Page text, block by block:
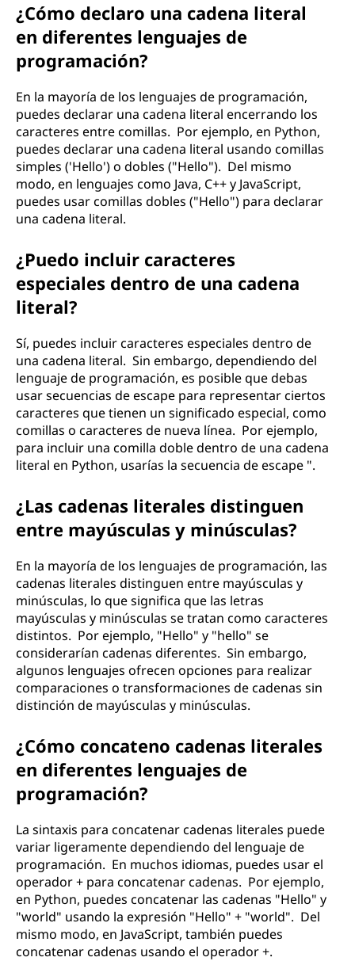
¿Cómo declaro una cadena literal
en diferentes lenguajes de
programación?
En la mayoría de los lenguajes de programación,
puedes declarar una cadena literal encerrando los
caracteres entre comillas. Por ejemplo, en Python,
puedes declarar una cadena literal usando comillas
simples ('Hello') o dobles ("Hello"). Del mismo
modo, en lenguajes como Java, C++ y JavaScript,
puedes usar comillas dobles ("Hello") para declarar
una cadena literal.
¿Puedo incluir caracteres
especiales dentro de una cadena
literal?
Sí, puedes incluir caracteres especiales dentro de
una cadena literal. Sin embargo, dependiendo del
lenguaje de programación, es posible que debas
usar secuencias de escape para representar ciertos
caracteres que tienen un significado especial, como
comillas o caracteres de nueva línea. Por ejemplo,
para incluir una comilla doble dentro de una cadena
literal en Python, usarías la secuencia de escape ".
¿Las cadenas literales distinguen
entre mayúsculas y minúsculas?
En la mayoría de los lenguajes de programación, las
cadenas literales distinguen entre mayúsculas y
minúsculas, lo que significa que las letras
mayúsculas y minúsculas se tratan como caracteres
distintos. Por ejemplo, "Hello" y "hello" se
considerarían cadenas diferentes. Sin embargo,
algunos lenguajes ofrecen opciones para realizar
comparaciones o transformaciones de cadenas sin
distinción de mayúsculas y minúsculas.
¿Cómo concateno cadenas literales
en diferentes lenguajes de
programación?
La sintaxis para concatenar cadenas literales puede
variar ligeramente dependiendo del lenguaje de
programación. En muchos idiomas, puedes usar el
operador + para concatenar cadenas. Por ejemplo,
en Python, puedes concatenar las cadenas "Hello" y
"world" usando la expresión "Hello" + "world". Del
mismo modo, en JavaScript, también puedes
concatenar cadenas usando el operador +.